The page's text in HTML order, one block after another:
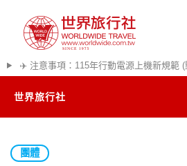
✈️ 注意事項：115年行動電源上機新規範 (
世界旅行社
團體